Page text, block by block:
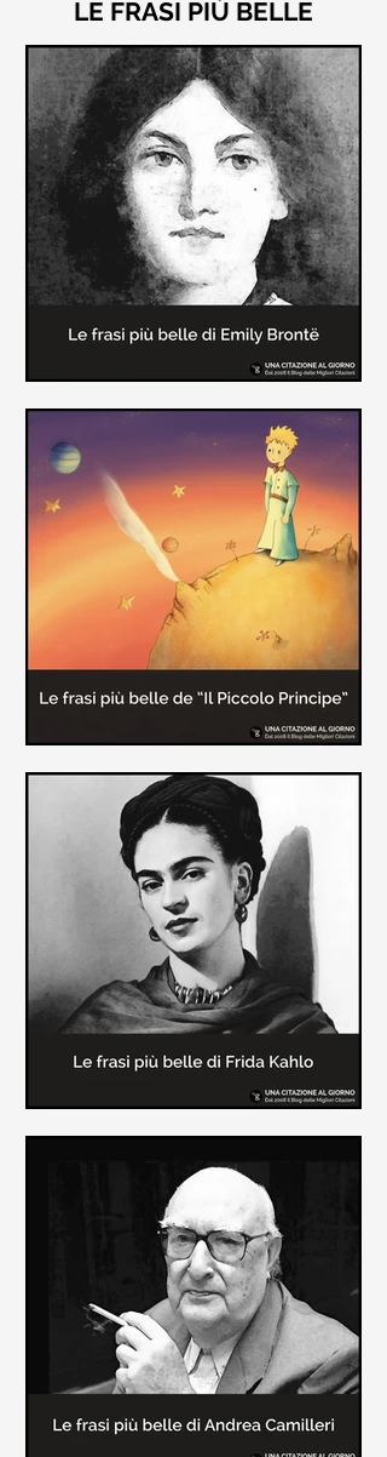
LE FRASI PIÙ BELLE
Le frasi più belle di "Cime
Tempestose" di Emily Brontë
"Cime Tempestose" rimane l'unico
romanzo scritto da Emily Brontë
causa la tubercolosi che le tolse la
vita ad appena 30 anni (...)
Le frasi più belle de "Il piccolo
principe" di Antoine de Saint-
Exupèry
Raccolta delle frasi più belle del
Piccolo Principe che trasmettono il
messaggio più significativo: le cose
più importanti della vita (...)
In questa pagina sono raccolte le
frasi più belle di Frida Kahlo
sull'amore e sulla vita.